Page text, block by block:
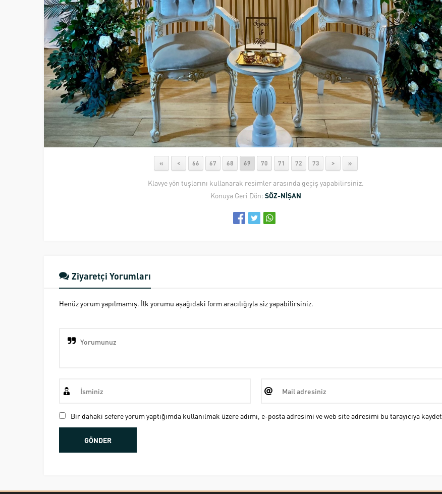
« < 66 67 68 69 70 71 72 73 > »
Klavye yön tuşlarını kullanarak resimler arasında geçiş yapabilirsiniz.
Konuya Geri Dön: SÖZ-NİŞAN
Ziyaretçi Yorumları
Henüz yorum yapılmamış. İlk yorumu aşağıdaki form aracılığıyla siz yapabilirsiniz.
Bir dahaki sefere yorum yaptığımda kullanılmak üzere adımı, e-posta adresimi ve web site adresimi bu tarayıcıya kaydet.